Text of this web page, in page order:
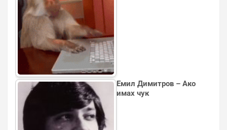
Емил Димитров – Ако
имах чук